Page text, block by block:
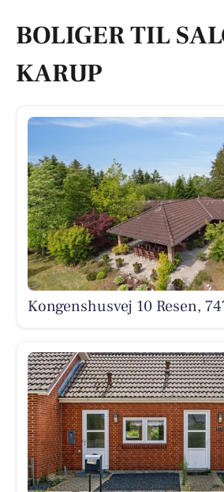
BOLIGER TIL
KARUP
Kongenshusvej 10 Resen,